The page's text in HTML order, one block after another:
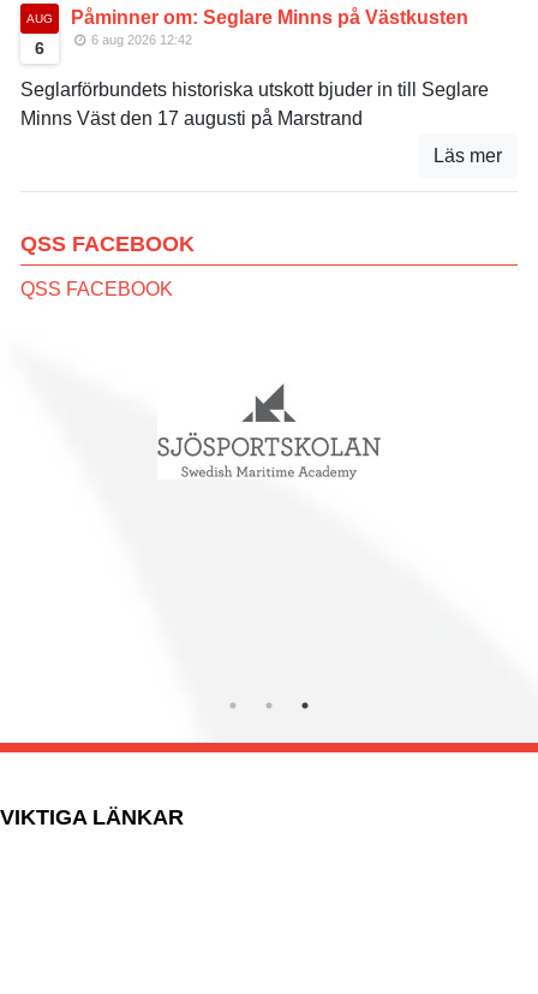
AUG
6
Påminner om: Seglare Minns på Västkusten
6 aug 2026 12:42
Seglarförbundets historiska utskott bjuder in till Seglare
Minns Väst den 17 augusti på Marstrand
Läs mer
QSS FACEBOOK
QSS FACEBOOK
VIKTIGA LÄNKAR